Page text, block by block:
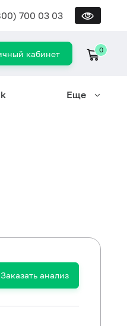
700 03 03
кабинет 0
Еще
Заказать анализ